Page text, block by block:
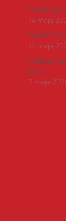
14 maja
FortiOS
14 maja
FortiMail
8.0.0
7 maja